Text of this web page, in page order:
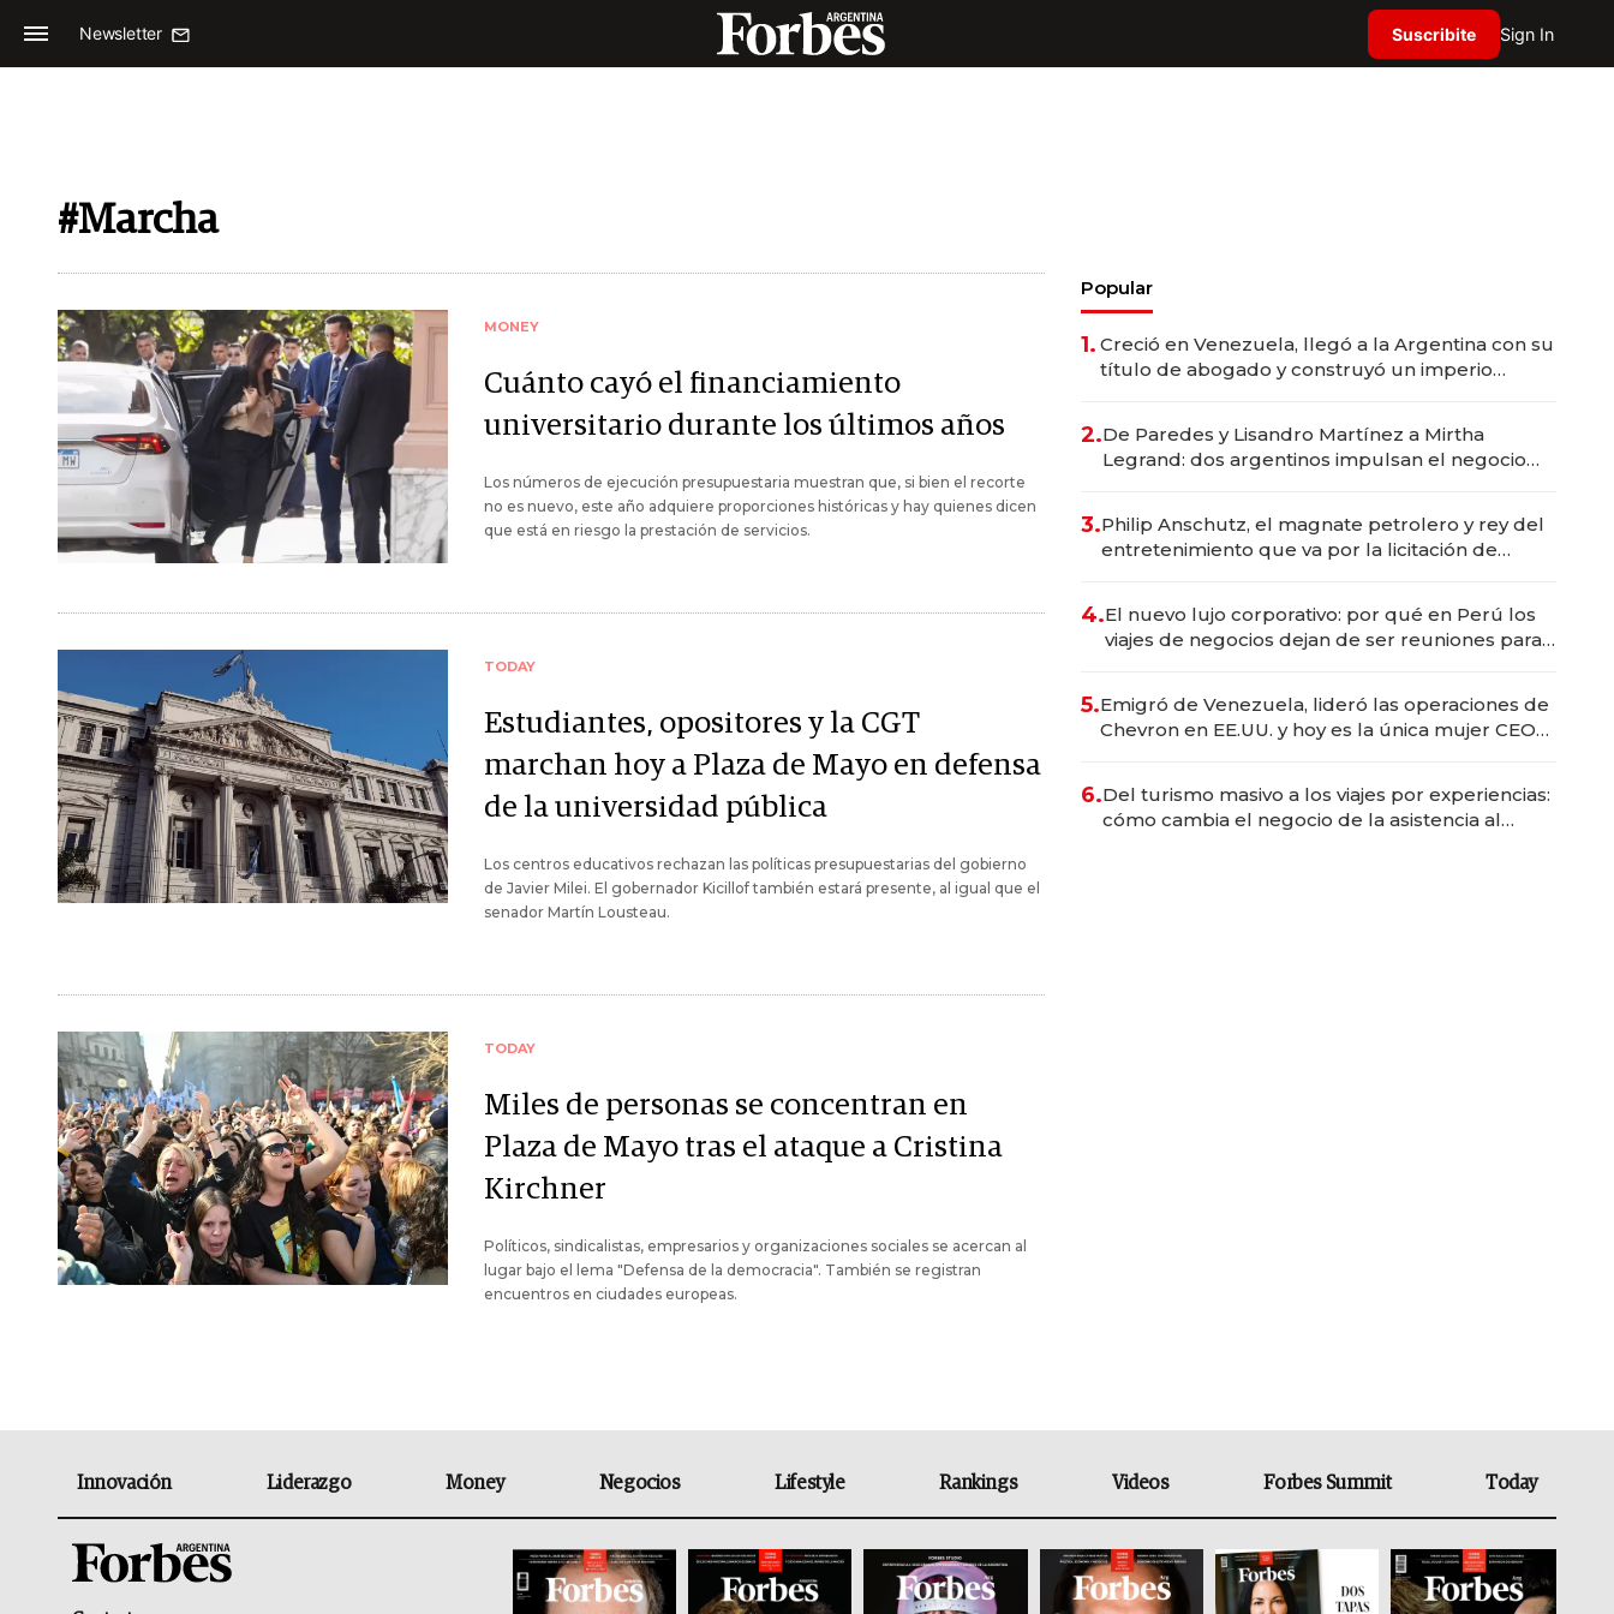
Newsletter Suscribite Sign In
#Marcha
MONEY
Cuánto cayó el financiamiento
universitario durante los últimos años
Los números de ejecución presupuestaria muestran que, si bien el recorte
no es nuevo, este año adquiere proporciones históricas y hay quienes dicen
que está en riesgo la prestación de servicios.
TODAY
Estudiantes, opositores y la CGT
marchan hoy a Plaza de Mayo en defensa
de la universidad pública
Los centros educativos rechazan las políticas presupuestarias del gobierno
de Javier Milei. El gobernador Kicillof también estará presente, al igual que el
senador Martín Lousteau.
TODAY
Miles de personas se concentran en
Plaza de Mayo tras el ataque a Cristina
Kirchner
Políticos, sindicalistas, empresarios y organizaciones sociales se acercan al
lugar bajo el lema "Defensa de la democracia". También se registran
encuentros en ciudades europeas.
Popular
1. Creció en Venezuela, llegó a la Argentina con su
título de abogado y construyó un imperio
2.De Paredes y Lisandro Martínez a Mirtha
Legrand: dos argentinos impulsan el negocio
3.Philip Anschutz, el magnate petrolero y rey del
entretenimiento que va por la licitación de
4.El nuevo lujo corporativo: por qué en Perú los
viajes de negocios dejan de ser reuniones para
5.Emigró de Venezuela, lideró las operaciones de
Chevron en EE.UU. y hoy es la única mujer CEO
6.Del turismo masivo a los viajes por experiencias:
cómo cambia el negocio de la asistencia al
Innovación Liderazgo Money Negocios Lifestyle Rankings Videos Forbes Summit Today